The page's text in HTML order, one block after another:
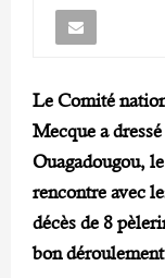
Le Comité
Mecque a
Ouagadougou,
rencontre avec
décès de 8
bon